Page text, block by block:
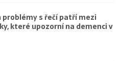
problémy s řečí patří mezi
které upozorní na demenci v